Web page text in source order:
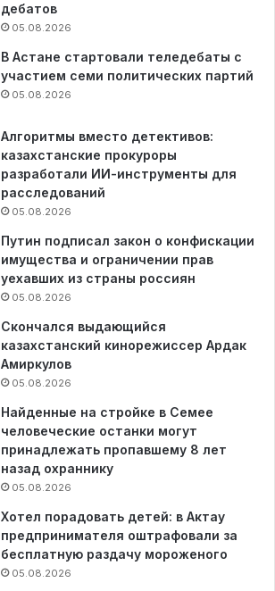
дебатов
05.08.2026
В Астане стартовали теледебаты с
участием семи политических партий
05.08.2026
Алгоритмы вместо детективов:
казахстанские прокуроры
разработали ИИ-инструменты для
расследований
05.08.2026
Путин подписал закон о конфискации
имущества и ограничении прав
уехавших из страны россиян
05.08.2026
Скончался выдающийся
казахстанский кинорежиссер Ардак
Амиркулов
05.08.2026
Найденные на стройке в Семее
человеческие останки могут
принадлежать пропавшему 8 лет
назад охраннику
05.08.2026
Хотел порадовать детей: в Актау
предпринимателя оштрафовали за
бесплатную раздачу мороженого
05.08.2026